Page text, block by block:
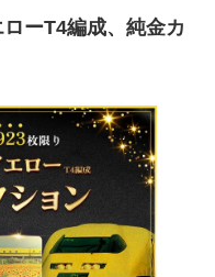
ーT4編成、純金カ